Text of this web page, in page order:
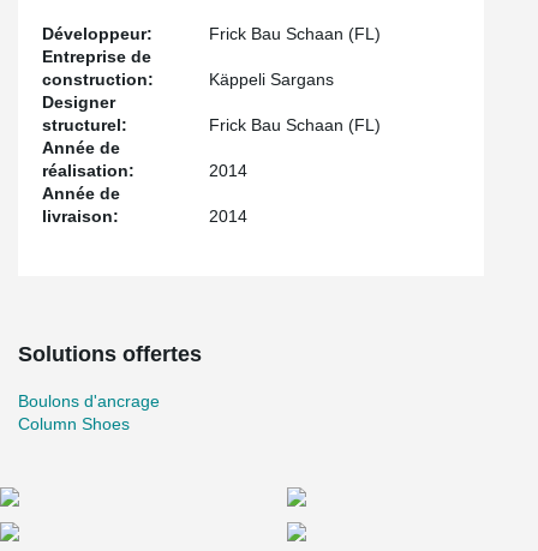
Développeur:
Frick Bau Schaan (FL)
Entreprise de
construction:
Käppeli Sargans
Designer
structurel:
Frick Bau Schaan (FL)
Année de
réalisation:
2014
Année de
livraison:
2014
Solutions offertes
Boulons d'ancrage
Column Shoes